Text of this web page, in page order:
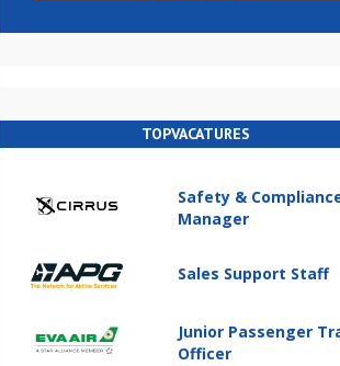
TOPVACATURES
Safety &
Manager
Sales Support Staff
Junior Passenger
Officer